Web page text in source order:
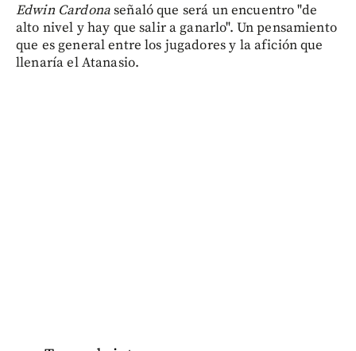
Edwin Cardonaseñaló que será un encuentro "de
alto nivel y hay que salir a ganarlo". Un pensamiento
que es general entre los jugadores y la afición que
llenaría el Atanasio.